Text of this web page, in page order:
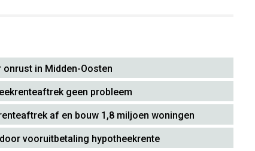
in Midden-Oosten
geen probleem
af en bouw 1,8 miljoen woningen
vooruitbetaling hypotheekrente